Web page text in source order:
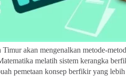
Timur akan mengenalkan metode-
melatih sistem kerangka
pemetaan konsep berfikir yang